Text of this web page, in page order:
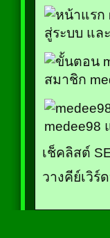
เช็คลิสต์
วางคีย์เวิร์